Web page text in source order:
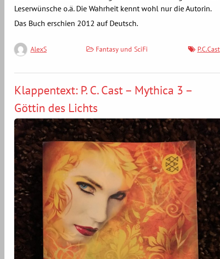
Leserwünsche o.ä. Die Wahrheit kennt wohl nur die Autorin.
Das Buch erschien 2012 auf Deutsch.
AlexS Fantasy und SciFi P.C.Cast
Klappentext: P. C. Cast – Mythica 3 –
Göttin des Lichts